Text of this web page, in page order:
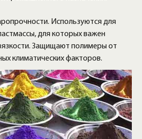
Используются для
для которых важен
Защищают полимеры от
климатических факторов.